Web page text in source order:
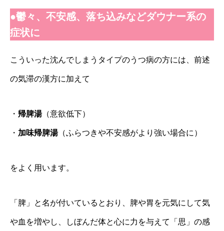
●鬱々、不安感、落ち込みなどダウナー系の
症状に
こういった沈んでしまうタイプのうつ病の方には、前述
の気滞の漢方に加えて
・ 帰脾湯（意欲低下）
・ 加味帰脾湯（ふらつきや不安感がより強い場合に）
をよく用います。
「脾」と名が付いているとおり、脾や胃を元気にして気
や血を増やし、しぼんだ体と心に力を与えて「思」の感